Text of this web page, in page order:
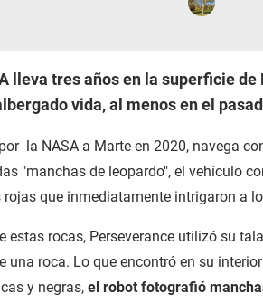
lleva tres años en la superficie
vida, al menos en el
la NASA a Marte en 2020, navega
"manchas de leopardo", el vehículo
rojas que inmediatamente intrigaron a
rocas, Perseverance utilizó su
una roca. Lo que encontró en su
y negras, el robot fotografió